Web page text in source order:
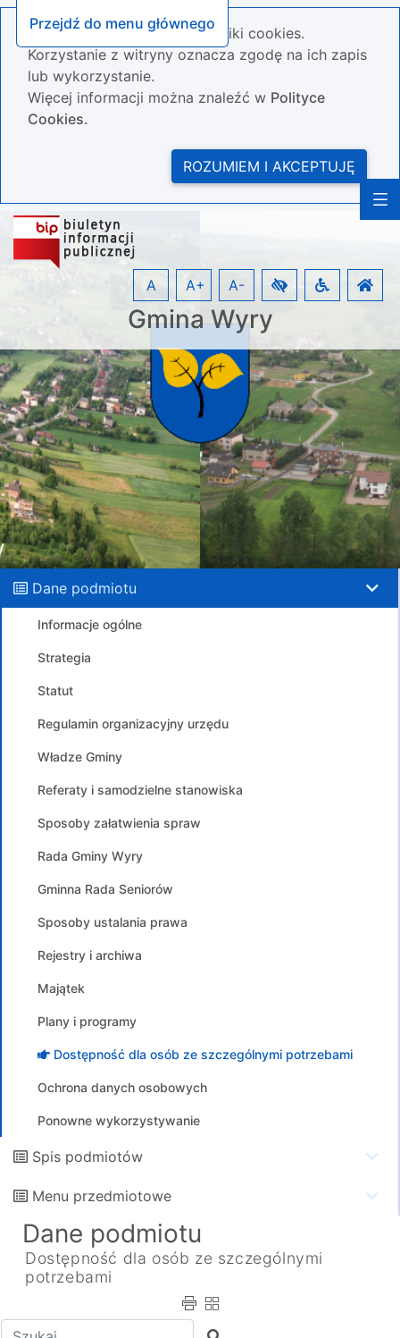
Przejdź do menu głównego
Nasza strona wykorzystuje pliki cookies.
Korzystanie z witryny oznacza zgodę na ich zapis
lub wykorzystanie.
Więcej informacji można znaleźć w Polityce
Cookies.
ROZUMIEM I AKCEPTUJĘ
Gmina Wyry
A A+ A-
Dane podmiotu
Informacje ogólne
Strategia
Statut
Regulamin organizacyjny urzędu
Władze Gminy
Referaty i samodzielne stanowiska
Sposoby załatwienia spraw
Rada Gminy Wyry
Gminna Rada Seniorów
Sposoby ustalania prawa
Rejestry i archiwa
Majątek
Plany i programy
Dostępność dla osób ze szczególnymi potrzebami
Ochrona danych osobowych
Ponowne wykorzystywanie
Spis podmiotów
Menu przedmiotowe
Dane podmiotu
Dostępność dla osób ze szczególnymi
potrzebami
Wpisz tekst do wyszukania